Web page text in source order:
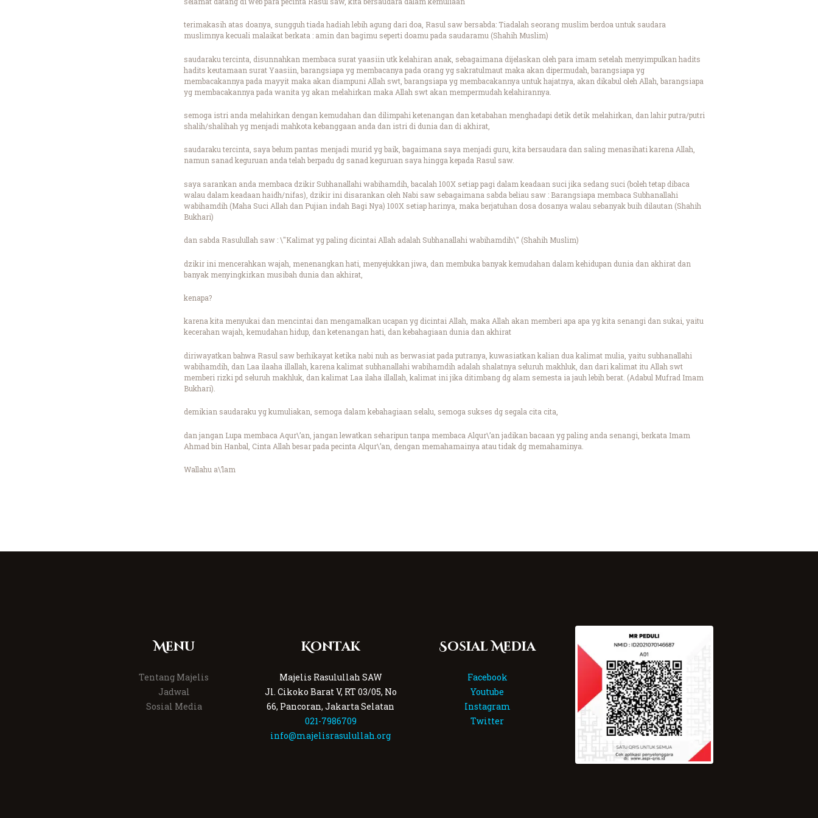
terimakasih atas doanya, sungguh tiada hadiah lebih agung dari doa, Rasul saw bersabda: Tiadalah seorang muslim berdoa untuk saudara
muslimnya kecuali malaikat berkata : amin dan bagimu seperti doamu pada saudaramu (Shahih Muslim)
saudaraku tercinta, disunnahkan membaca surat yaasiin utk kelahiran anak, sebagaimana dijelaskan oleh para imam setelah menyimpulkan hadits
hadits keutamaan surat Yaasiin, barangsiapa yg membacanya pada orang yg sakratulmaut maka akan dipermudah, barangsiapa yg
membacakannya pada mayyit maka akan diampuni Allah swt, barangsiapa yg membacakannya untuk hajatnya, akan dikabul oleh Allah, barangsiapa
yg membacakannya pada wanita yg akan melahirkan maka Allah swt akan mempermudah kelahirannya.
semoga istri anda melahirkan dengan kemudahan dan dilimpahi ketenangan dan ketabahan menghadapi detik detik melahirkan, dan lahir putra/putri
shalih/shalihah yg menjadi mahkota kebanggaan anda dan istri di dunia dan di akhirat,
saudaraku tercinta, saya belum pantas menjadi murid yg baik, bagaimana saya menjadi guru, kita bersaudara dan saling menasihati karena Allah,
namun sanad keguruan anda telah berpadu dg sanad keguruan saya hingga kepada Rasul saw.
saya sarankan anda membaca dzikir Subhanallahi wabihamdih, bacalah 100X setiap pagi dalam keadaan suci jika sedang suci (boleh tetap dibaca
walau dalam keadaan haidh/nifas), dzikir ini disarankan oleh Nabi saw sebagaimana sabda beliau saw : Barangsiapa membaca Subhanallahi
wabihamdih (Maha Suci Allah dan Pujian indah Bagi Nya) 100X setiap harinya, maka berjatuhan dosa dosanya walau sebanyak buih dilautan (Shahih
Bukhari)
dan sabda Rasulullah saw : \"Kalimat yg paling dicintai Allah adalah Subhanallahi wabihamdih\" (Shahih Muslim)
dzikir ini mencerahkan wajah, menenangkan hati, menyejukkan jiwa, dan membuka banyak kemudahan dalam kehidupan dunia dan akhirat dan
banyak menyingkirkan musibah dunia dan akhirat,
kenapa?
karena kita menyukai dan mencintai dan mengamalkan ucapan yg dicintai Allah, maka Allah akan memberi apa apa yg kita senangi dan sukai, yaitu
kecerahan wajah, kemudahan hidup, dan ketenangan hati, dan kebahagiaan dunia dan akhirat
diriwayatkan bahwa Rasul saw berhikayat ketika nabi nuh as berwasiat pada putranya, kuwasiatkan kalian dua kalimat mulia, yaitu subhanallahi
wabihamdih, dan Laa ilaaha illallah, karena kalimat subhanallahi wabihamdih adalah shalatnya seluruh makhluk, dan dari kalimat itu Allah swt
memberi rizki pd seluruh makhluk, dan kalimat Laa ilaha illallah, kalimat ini jika ditimbang dg alam semesta ia jauh lebih berat. (Adabul Mufrad Imam
Bukhari).
demikian saudaraku yg kumuliakan, semoga dalam kebahagiaan selalu, semoga sukses dg segala cita cita,
dan jangan Lupa membaca Aqur\’an, jangan lewatkan seharipun tanpa membaca Alqur\’an jadikan bacaan yg paling anda senangi, berkata Imam
Ahmad bin Hanbal, Cinta Allah besar pada pecinta Alqur\’an, dengan memahamainya atau tidak dg memahaminya.
Wallahu a\’lam
Menu
Tentang Majelis
Jadwal
Sosial Media
Kontak
Majelis Rasulullah SAW
Jl. Cikoko Barat V, RT 03/05, No
66, Pancoran, Jakarta Selatan
021-7986709
info@majelisrasulullah.org
Sosial Media
Facebook
Youtube
Instagram
Twitter